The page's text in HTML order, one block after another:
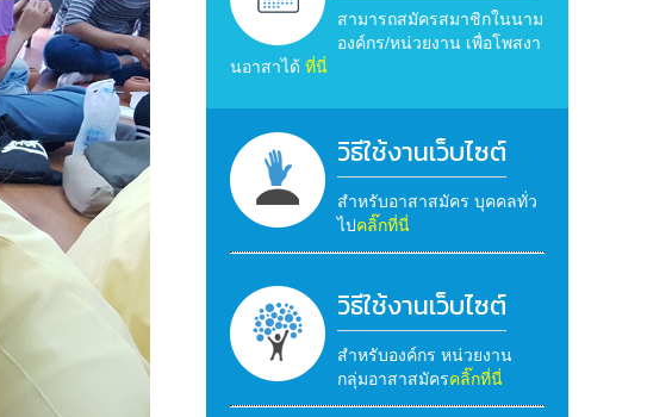
สามารถสมัครสมาชิกในนาม
องค์กร/หน่วยงาน เพื่อโพสงา
นอาสาได้ ที่นี่
วิธีใช้งานเว็บไซต์
สำหรับอาสาสมัคร บุคคลทั่ว
ไปคลิ๊กที่นี่
วิธีใช้งานเว็บไซต์
สำหรับองค์กร หน่วยงาน
กลุ่มอาสาสมัครคลิ๊กที่นี่